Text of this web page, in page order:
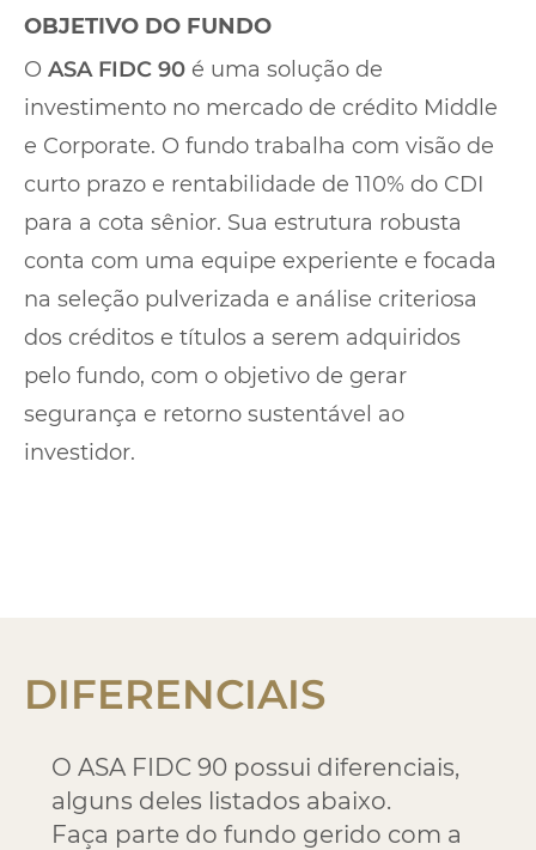
OBJETIVO DO FUNDO
O ASA FIDC 90 é uma solução de
investimento no mercado de crédito Middle
e Corporate. O fundo trabalha com visão de
curto prazo e rentabilidade de 110% do CDI
para a cota sênior. Sua estrutura robusta
conta com uma equipe experiente e focada
na seleção pulverizada e análise criteriosa
dos créditos e títulos a serem adquiridos
pelo fundo, com o objetivo de gerar
segurança e retorno sustentável ao
investidor.
DIFERENCIAIS
O ASA FIDC 90 possui diferenciais,
alguns deles listados abaixo.
Faça parte do fundo gerido com a